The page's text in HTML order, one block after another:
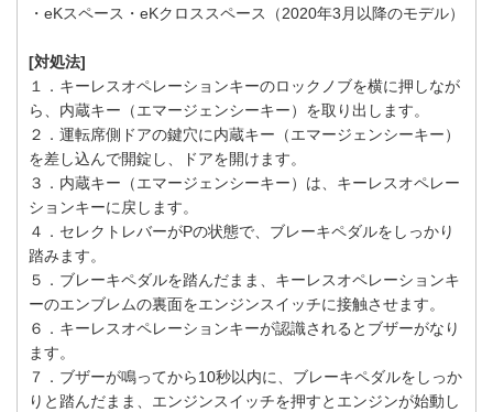
・eKスペース・eKクロススペース（2020年3月以降のモデル）
[対処法]
１．キーレスオペレーションキーのロックノブを横に押しなが
ら、内蔵キー（エマージェンシーキー）を取り出します。
２．運転席側ドアの鍵穴に内蔵キー（エマージェンシーキー）
を差し込んで開錠し、ドアを開けます。
３．内蔵キー（エマージェンシーキー）は、キーレスオペレー
ションキーに戻します。
４．セレクトレバーがPの状態で、ブレーキペダルをしっかり
踏みます。
５．ブレーキペダルを踏んだまま、キーレスオペレーションキ
ーのエンブレムの裏面をエンジンスイッチに接触させます。
６．キーレスオペレーションキーが認識されるとブザーがなり
ます。
７．ブザーが鳴ってから10秒以内に、ブレーキペダルをしっか
りと踏んだまま、エンジンスイッチを押すとエンジンが始動し